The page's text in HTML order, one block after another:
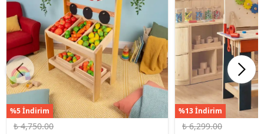
%5 İndirim
₺ 4,750.00
%13 İndirim
₺ 6,299.00